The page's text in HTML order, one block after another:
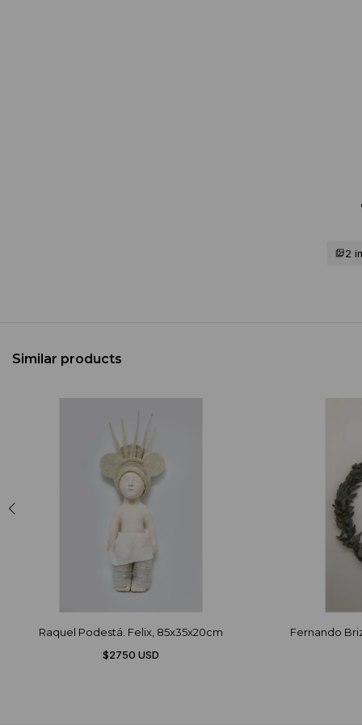
2
Similar products
Raquel Podestá. Felix, 85x35x20cm
$2750 USD
Fernando